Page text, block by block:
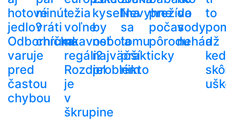
hotové
jedlo?
Odborníčka
varuje
pred
častou
chybou
minút
vráti
chrumkavosť
ležia
voľne
na
regáli?
Rozdiel
je
v
škrupine
kyselina
by
nebola
najväčší
problém
Nevyhne
sa
tomu
prakticky
nikto
prežíva
počas
pôrodu
do
vody
nehádž
to
a